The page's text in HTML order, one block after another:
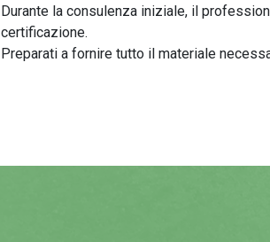
Durante la consulenza iniziale, il
certificazione.
Preparati a fornire tutto il materiale